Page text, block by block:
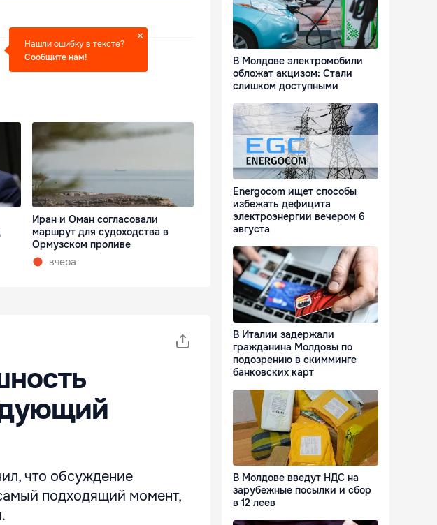
Нашли ошибку в тексте?
Сообщите нам!
Иран и Оман согласовали
маршрут для судоходства в
Ормузском проливе
вчера
что обсуждение
подходящий момент,
В Молдове электромобили
обложат акцизом: Стали
слишком доступными
Energocom ищет способы
избежать дефицита
электроэнергии вечером 6
августа
В Италии задержали
гражданина Молдовы по
подозрению в скимминге
банковских карт
В Молдове введут НДС на
зарубежные посылки и сбор
в 12 леев